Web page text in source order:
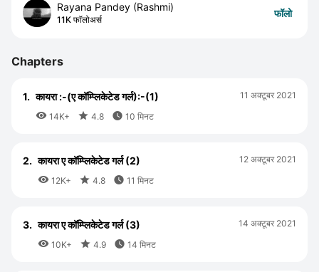
Rayana Pandey (Rashmi)
11K फॉलोअर्स
फॉलो
Chapters
1. कायरा :-(ए कॉम्प्लिकेटेड गर्ल):-(1)
 14K+  4.8  10 मिनट
11 अक्टूबर 2021
2. कायरा ए कॉम्प्लिकेटेड गर्ल (2)
 12K+  4.8  11 मिनट
12 अक्टूबर 2021
3. कायरा ए कॉम्प्लिकेटेड गर्ल (3)
 10K+  4.9  14 मिनट
14 अक्टूबर 2021